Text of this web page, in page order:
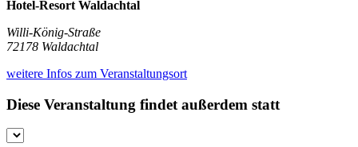
Hotel-Resort Waldachtal
Willi-König-Straße
72178 Waldachtal
weitere Infos zum Veranstaltungsort
Diese Veranstaltung findet außerdem statt